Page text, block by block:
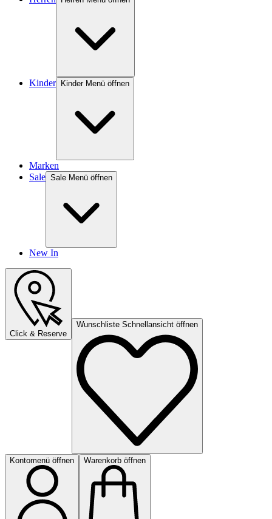
Kinder Kinder Menü öffnen
Marken
Sale Sale Menü öffnen
New In
Click & Reserve
Wunschliste Schnellansicht öffnen
Kontomenü öffnen Warenkorb öffnen